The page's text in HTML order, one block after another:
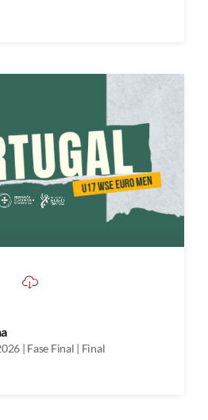
| Fase Final | Final